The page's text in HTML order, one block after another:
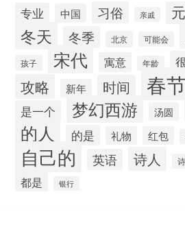
专业 中国 习俗 亲戚
冬天 冬季 北京 可能会
孩子 宋代 寓意 年龄
攻略 新年 时间 春节
是一个 梦幻西游 汤圆
的人 的是 礼物 红包
自己的 英语 诗人
都是 银行